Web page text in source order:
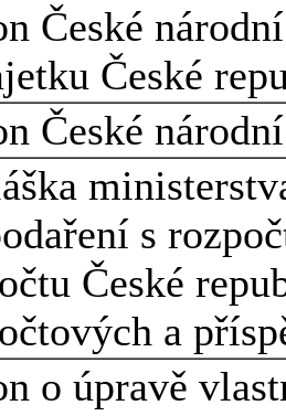
České
České
České
s
České
a
o úpravě